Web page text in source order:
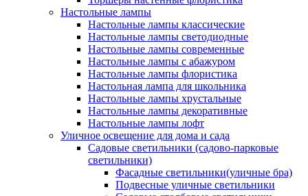
Настольные лампы
Настольные лампы классические
Настольные лампы светодиодные
Настольные лампы современные
Настольные лампы с абажуром
Настольные лампы флористика
Настольная лампа для школьника
Настольные лампы хрустальные
Настольные лампы декоративные
Настольные лампы лофт
Уличное освещение для дома и сада
Садовые светильники (садово-парковые
светильники)
Фасадные светильники(уличные бра)
Подвесные уличные светильники